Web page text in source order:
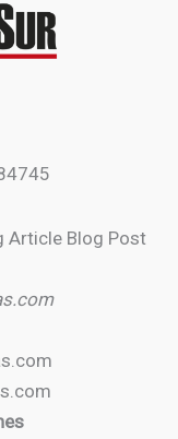
Article Blog Post